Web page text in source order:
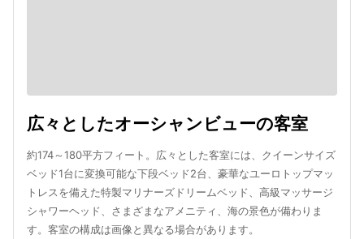
広々としたオーシャンビューの客室
約174～180平方フィート。広々とした客室には、クイーンサイズ
ベッド1台に変換可能な下段ベッド2台、豪華なユーロトップマッ
トレスを備えた特製マリナーズドリームベッド、高級マッサージ
シャワーヘッド、さまざまなアメニティ、海の景色が備わりま
す。客室の構成は画像と異なる場合があります。